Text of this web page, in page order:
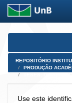
Skip
REPOSITÓRIO
PRODUÇÃO
Use este